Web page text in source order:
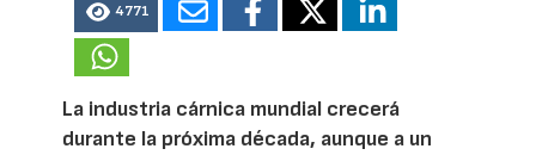
4771
La industria cárnica mundial crecerá
durante la próxima década, aunque a un